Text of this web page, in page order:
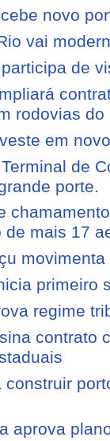
novo
vai
de
rodovias do
em
de
porte.
de mais 17
primeiro
regime
contrato
construir
aprova